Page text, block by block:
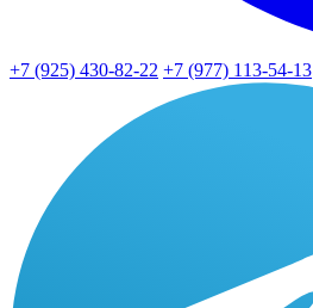
+7 (925) 430-82-22 +7 (977) 113-54-13